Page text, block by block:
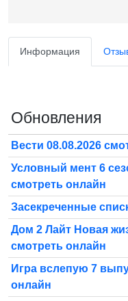
Информация
Обновления
Вести 08.08.2026
Условный мент 6
смотреть онлайн
Засекреченные
Дом 2 Лайт Новая
смотреть онлайн
Игра вслепую 7
онлайн